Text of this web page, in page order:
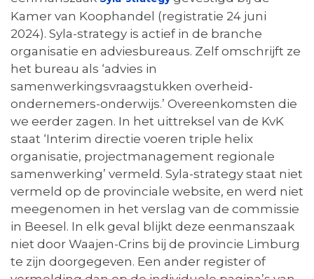
Kamer van Koophandel (registratie 24 juni
2024). Syla-strategy is actief in de branche
organisatie en adviesbureaus. Zelf omschrijft ze
het bureau als ‘advies in
samenwerkingsvraagstukken overheid-
ondernemers-onderwijs.’ Overeenkomsten die
we eerder zagen. In het uittreksel van de KvK
staat ‘Interim directie voeren triple helix
organisatie, projectmanagement regionale
samenwerking’ vermeld. Syla-strategy staat niet
vermeld op de provinciale website, en werd niet
meegenomen in het verslag van de commissie
in Beesel. In elk geval blijkt deze eenmanszaak
niet door Waajen-Crins bij de provincie Limburg
te zijn doorgegeven. Een ander register of